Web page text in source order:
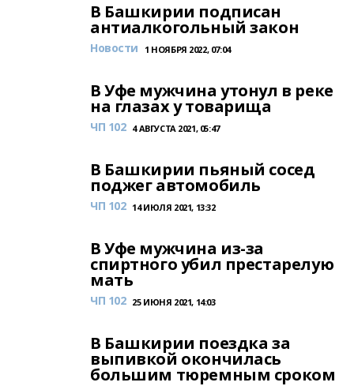
В Башкирии подписан
антиалкогольный закон
Новости 1 НОЯБРЯ 2022, 07:04
В Уфе мужчина утонул в реке
на глазах у товарища
ЧП 102 4 АВГУСТА 2021, 05:47
В Башкирии пьяный сосед
поджег автомобиль
ЧП 102 14 ИЮЛЯ 2021, 13:32
В Уфе мужчина из-за
спиртного убил престарелую
мать
ЧП 102 25 ИЮНЯ 2021, 14:03
В Башкирии поездка за
выпивкой окончилась
большим тюремным сроком